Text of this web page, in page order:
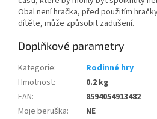
Obal není hračka, před použitím
dítěte, může způsobit zadušení.
Doplňkové parametry
Kategorie:
Rodinné hry
Hmotnost:
0.2 kg
EAN:
8594054913482
Moje beruška:
NE